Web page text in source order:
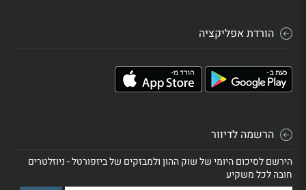
הורדת אפליקציה
הרשמה לדיוור
הירשם לסיכום היומי של שוק ההון ולמבזקים של ביזפורטל - ניוזלטרים
חובה לכל משקיע